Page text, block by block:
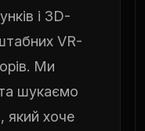
і 3D-
VR-
Ми
шукаємо
, який хоче